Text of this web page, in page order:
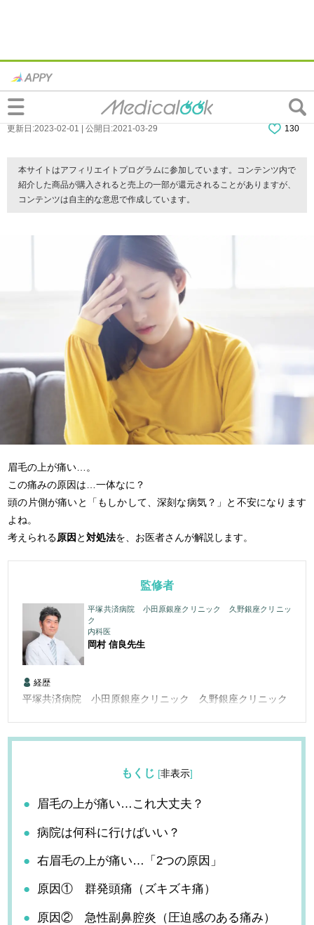
なぜ？「眉毛の上が痛い」2つの原因。大丈
夫？病院は何科？
更新日:2023-02-01 | 公開日:2021-03-29 130
本サイトはアフィリエイトプログラムに参加しています。コンテンツ内で
紹介した商品が購入されると売上の一部が還元されることがありますが、
コンテンツは自主的な意思で作成しています。
眉毛の上が痛い…。
この痛みの原因は…一体なに？
頭の片側が痛いと「もしかして、深刻な病気？」と不安になります
よね。
考えられる原因 と対処法を、お医者さんが解説します。
監修者
平塚共済病院 小田原銀座クリニック 久野銀座クリニッ
ク
内科医
岡村 信良先生
経歴
平塚共済病院 小田原銀座クリニック 久野銀座クリニック
もくじ [非表示]
眉毛の上が痛い…これ大丈夫？
病院は何科に行けばいい？
右眉毛の上が痛い…「2つの原因」
原因① 群発頭痛（ズキズキ痛）
原因② 急性副鼻腔炎（圧迫感のある痛み）